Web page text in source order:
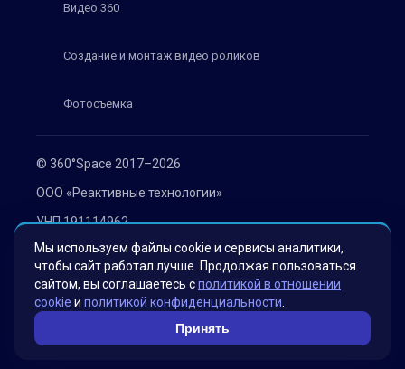
© 360°Space 2017–2026
ООО «Реактивные технологии»
УНП 191114962
г. Минск, ул. Мележа 1, офис 402
Политика конфиденциальности
Согласие на обработку персональных данных
Видео 360
Создание и монтаж видео роликов
Фотосъемка
Мы используем файлы cookie и сервисы аналитики,
чтобы сайт работал лучше. Продолжая пользоваться
сайтом, вы соглашаетесь сполитикой в отношении
cookie и политикой конфиденциальности
Принять